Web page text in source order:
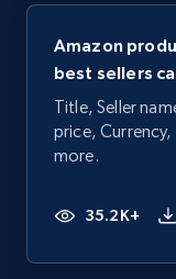
Amazon
best sellers
Title, Seller
price,
more.
35.2K+